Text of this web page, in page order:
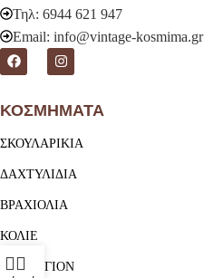
Τηλ: 6944 621 947
Email: info@vintage-kosmima.gr
ΚΟΣΜΗΜΑΤΑ
ΣΚΟΥΛΑΡΙΚΙΑ
ΔΑΧΤΥΛΙΔΙΑ
ΒΡΑΧΙΟΛΙΑ
ΚΟΛΙΕ
ΜΕΝΤΑΓΙΟΝ